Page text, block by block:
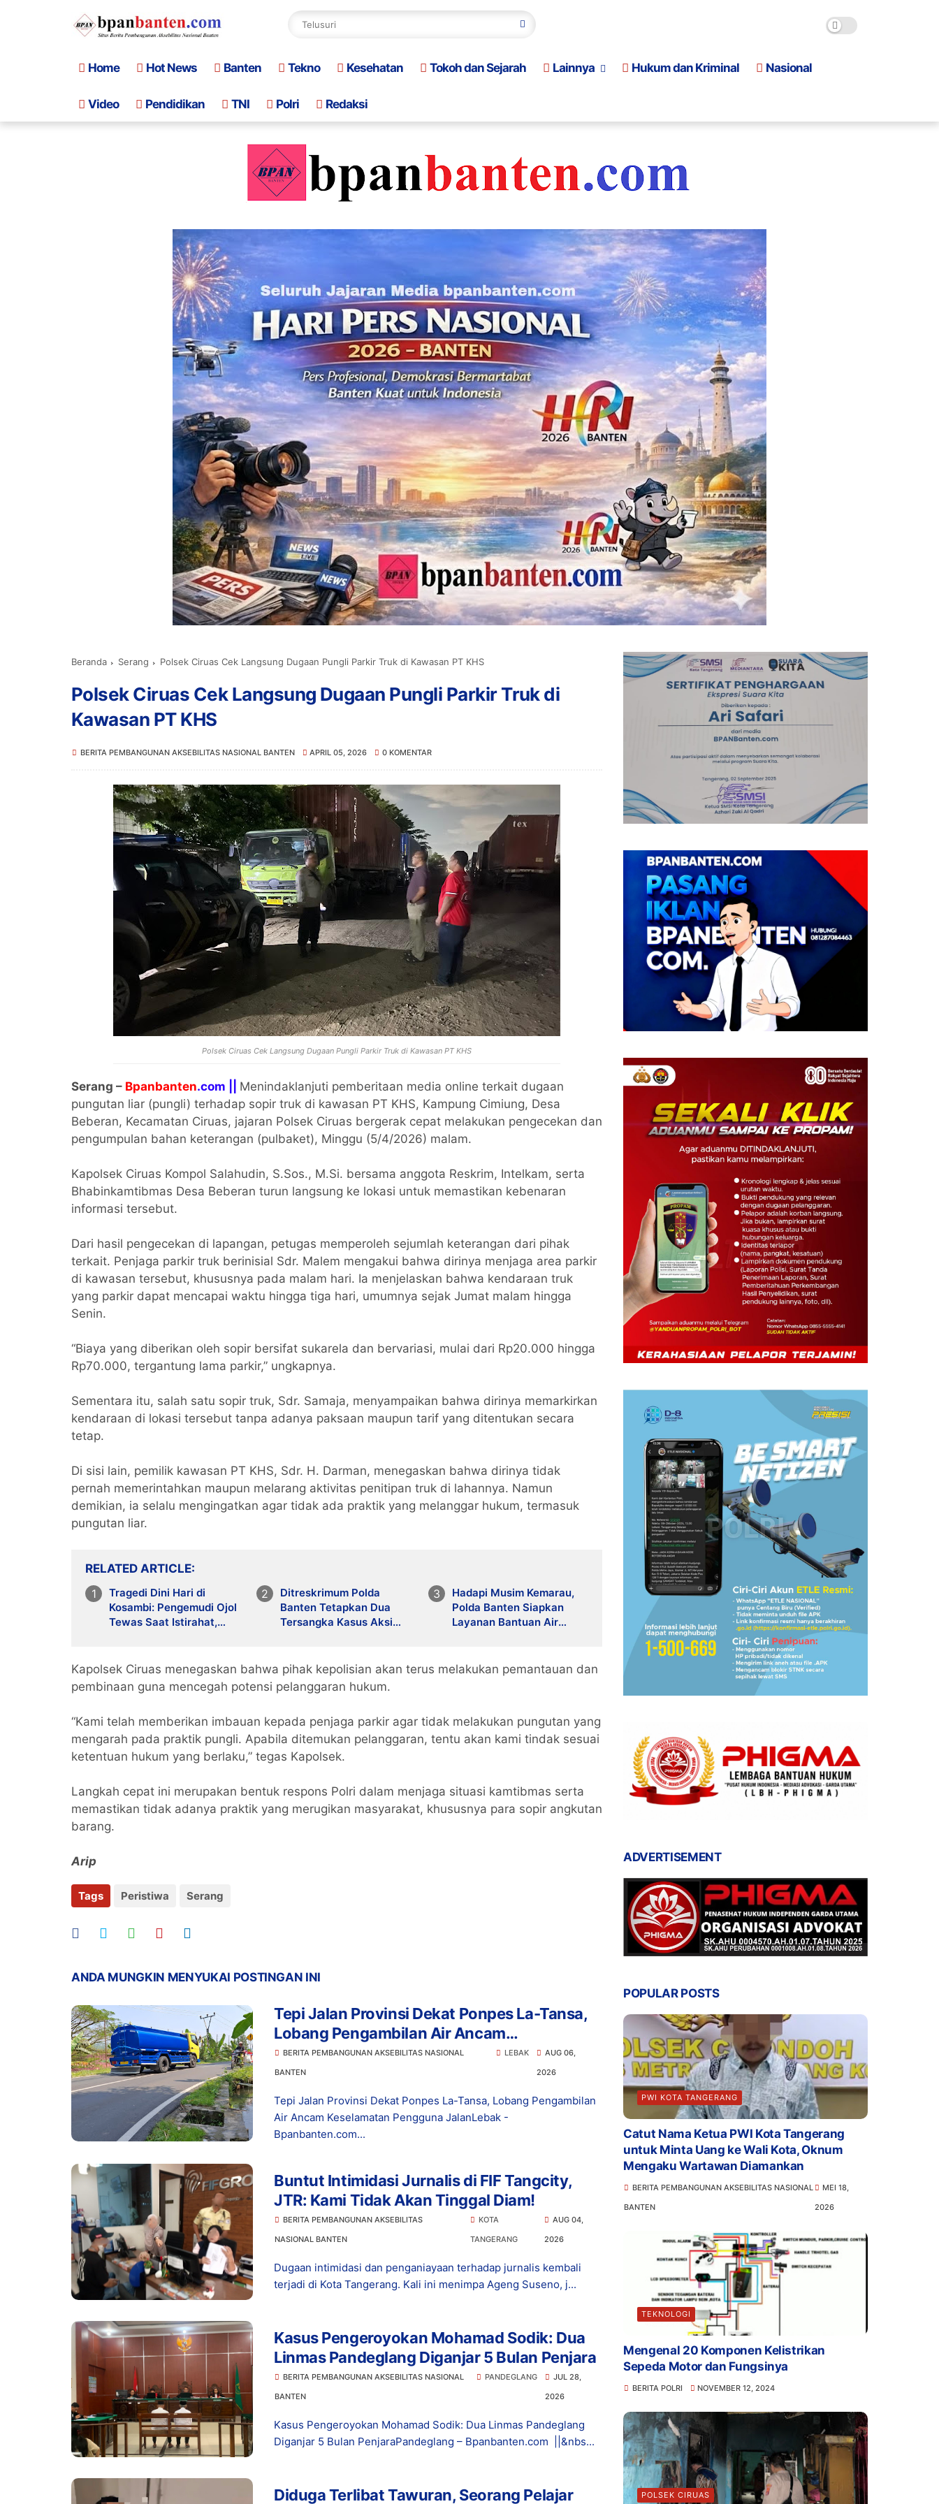
Home Hot News Banten Tekno Kesehatan Tokoh dan Sejarah Lainnya Hukum dan Kriminal Nasional
Video Pendidikan TNI Polri Redaksi
Beranda Serang Polsek Ciruas Cek Langsung Dugaan Pungli Parkir Truk di Kawasan PT KHS
Polsek Ciruas Cek Langsung Dugaan Pungli Parkir Truk di
Kawasan PT KHS
BERITA PEMBANGUNAN AKSEBILITAS NASIONAL BANTEN APRIL 05, 2026 0 KOMENTAR
Polsek Ciruas Cek Langsung Dugaan Pungli Parkir Truk di Kawasan PT KHS
Serang – Bpanbanten.com || Menindaklanjuti pemberitaan media online terkait dugaan
pungutan liar (pungli) terhadap sopir truk di kawasan PT KHS, Kampung Cimiung, Desa
Beberan, Kecamatan Ciruas, jajaran Polsek Ciruas bergerak cepat melakukan pengecekan dan
pengumpulan bahan keterangan (pulbaket), Minggu (5/4/2026) malam.
Kapolsek Ciruas Kompol Salahudin, S.Sos., M.Si. bersama anggota Reskrim, Intelkam, serta
Bhabinkamtibmas Desa Beberan turun langsung ke lokasi untuk memastikan kebenaran
informasi tersebut.
Dari hasil pengecekan di lapangan, petugas memperoleh sejumlah keterangan dari pihak
terkait. Penjaga parkir truk berinisial Sdr. Malem mengakui bahwa dirinya menjaga area parkir
di kawasan tersebut, khususnya pada malam hari. Ia menjelaskan bahwa kendaraan truk
yang parkir dapat mencapai waktu hingga tiga hari, umumnya sejak Jumat malam hingga
Senin.
“Biaya yang diberikan oleh sopir bersifat sukarela dan bervariasi, mulai dari Rp20.000 hingga
Rp70.000, tergantung lama parkir,” ungkapnya.
Sementara itu, salah satu sopir truk, Sdr. Samaja, menyampaikan bahwa dirinya memarkirkan
kendaraan di lokasi tersebut tanpa adanya paksaan maupun tarif yang ditentukan secara
tetap.
Di sisi lain, pemilik kawasan PT KHS, Sdr. H. Darman, menegaskan bahwa dirinya tidak
pernah memerintahkan maupun melarang aktivitas penitipan truk di lahannya. Namun
demikian, ia selalu mengingatkan agar tidak ada praktik yang melanggar hukum, termasuk
pungutan liar.
RELATED ARTICLE
Tragedi Dini Hari di
Kosambi: Pengemudi Ojol
Tewas Saat Istirahat,
Ditreskrimum Polda
Banten Tetapkan Dua
Tersangka Kasus Aksi
Hadapi Musim Kemarau,
Polda Banten Siapkan
Layanan Bantuan Air
Kapolsek Ciruas menegaskan bahwa pihak kepolisian akan terus melakukan pemantauan dan
pembinaan guna mencegah potensi pelanggaran hukum.
“Kami telah memberikan imbauan kepada penjaga parkir agar tidak melakukan pungutan yang
mengarah pada praktik pungli. Apabila ditemukan pelanggaran, tentu akan kami tindak sesuai
ketentuan hukum yang berlaku,” tegas Kapolsek.
Langkah cepat ini merupakan bentuk respons Polri dalam menjaga situasi kamtibmas serta
memastikan tidak adanya praktik yang merugikan masyarakat, khususnya para sopir angkutan
barang.
Arip
Tags Peristiwa Serang
ANDA MUNGKIN MENYUKAI POSTINGAN INI
Tepi Jalan Provinsi Dekat Ponpes La-Tansa,
Lobang Pengambilan Air Ancam
Keselamatan Pengguna Jalan
BERITA PEMBANGUNAN AKSEBILITAS NASIONAL
BANTEN
LEBAK
AUG 06,
2026
Tepi Jalan Provinsi Dekat Ponpes La-Tansa, Lobang Pengambilan
Air Ancam Keselamatan Pengguna JalanLebak -
Bpanbanten.com...
Buntut Intimidasi Jurnalis di FIF Tangcity,
JTR: Kami Tidak Akan Tinggal Diam!
BERITA PEMBANGUNAN AKSEBILITAS
NASIONAL BANTEN
KOTA
TANGERANG
AUG 04,
2026
Dugaan intimidasi dan penganiayaan terhadap jurnalis kembali
terjadi di Kota Tangerang. Kali ini menimpa Ageng Suseno, j...
Kasus Pengeroyokan Mohamad Sodik: Dua
Linmas Pandeglang Diganjar 5 Bulan Penjara
BERITA PEMBANGUNAN AKSEBILITAS NASIONAL
BANTEN
PANDEGLANG
JUL 28,
2026
Kasus Pengeroyokan Mohamad Sodik: Dua Linmas Pandeglang
Diganjar 5 Bulan PenjaraPandeglang – Bpanbanten.com ||&nbs...
Diduga Terlibat Tawuran, Seorang Pelajar
ADVERTISEMENT
POPULAR POSTS
PWI KOTA TANGERANG
Catut Nama Ketua PWI Kota Tangerang
untuk Minta Uang ke Wali Kota, Oknum
Mengaku Wartawan Diamankan
BERITA PEMBANGUNAN AKSEBILITAS NASIONAL
BANTEN
MEI 18,
2026
TEKNOLOGI
Mengenal 20 Komponen Kelistrikan
Sepeda Motor dan Fungsinya
BERITA POLRI NOVEMBER 12, 2024
POLSEK CIRUAS